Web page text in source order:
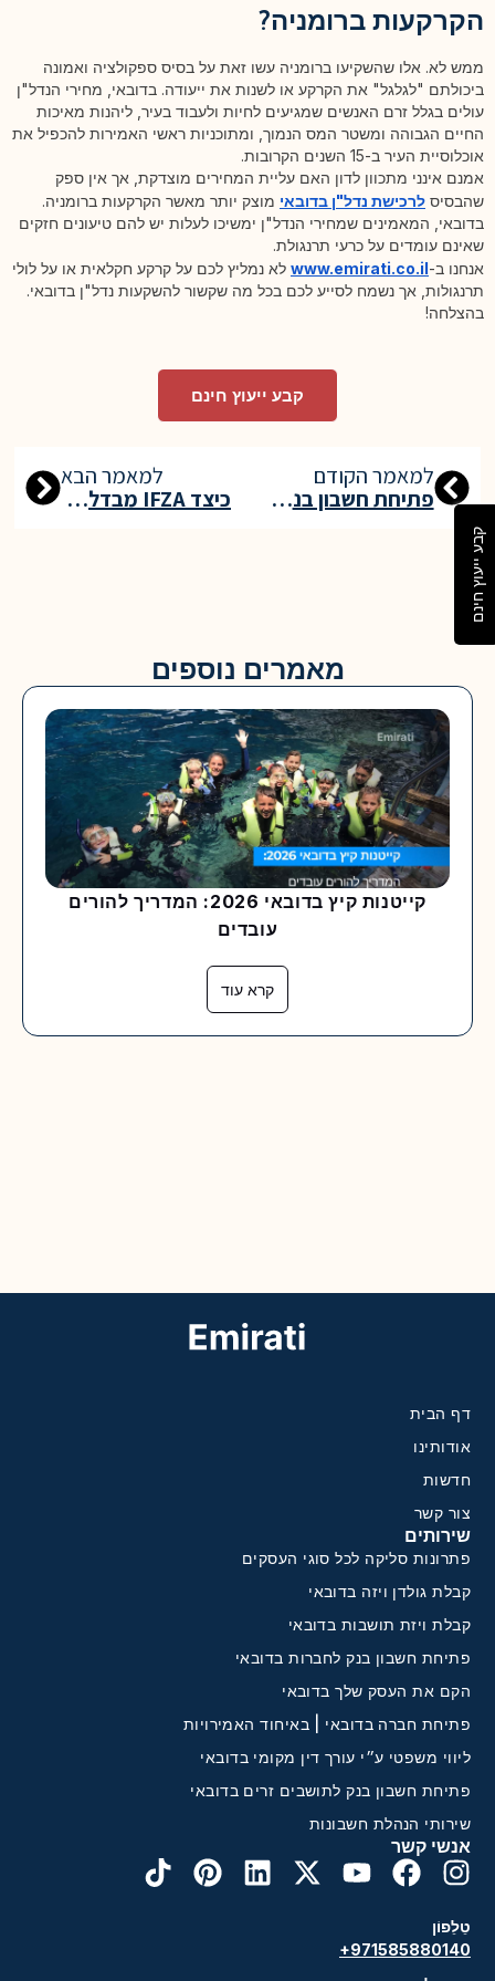
הקרקעות ברומניה?
ממש לא. אלו שהשקיעו ברומניה עשו זאת על בסיס ספקולציה ואמונה
ביכולתם "לגלגל" את הקרקע או לשנות את ייעודה. בדובאי, מחירי הנדל"ן
עולים בגלל זרם האנשים שמגיעים לחיות ולעבוד בעיר, ליהנות מאיכות
החיים הגבוהה ומשטר המס הנמוך, ומתוכניות ראשי האמירות להכפיל את
אוכלוסיית העיר ב-15 השנים הקרובות.
אמנם אינני מתכוון לדון האם עליית המחירים מוצדקת, אך אין ספק
שהבסיס לרכישת נדל"ן בדובאי מוצק יותר מאשר הקרקעות ברומניה.
בדובאי, המאמינים שמחירי הנדל"ן ימשיכו לעלות יש להם טיעונים חזקים
שאינם עומדים על כרעי תרנגולת.
אנחנו ב-www.emirati.co.il לא נמליץ לכם על קרקע חקלאית או על לולי
תרנגולות, אך נשמח לסייע לכם בכל מה שקשור להשקעות נדל"ן בדובאי.
בהצלחה!
קבע ייעוץ חינם
למאמר הקודם
פתיחת חשבון בנק לחברות: מה חשוב לדעת לפני שמתחילים את התהליך
למאמר הבא
כיצד IFZA מבדלת את עצמה בתחום התמיכה לעסקים
מאמרים נוספים
קייטנות קיץ בדובאי 2026: המדריך להורים
עובדים
קרא עוד
קבע ייעוץ חינם
אנשי קשר
טֵלֵפוֹן
+971585880140
שירותים
פתרונות סליקה לכל סוגי העסקים
קבלת גולדן ויזה בדובאי
קבלת ויזת תושבות בדובאי
פתיחת חשבון בנק לחברות בדובאי
הקם את העסק שלך בדובאי
פתיחת חברה בדובאי | באיחוד האמירויות
ליווי משפטי ע״י עורך דין מקומי בדובאי
פתיחת חשבון בנק לתושבים זרים בדובאי
שירותי הנהלת חשבונות
דף הבית
אודותינו
חדשות
צור קשר